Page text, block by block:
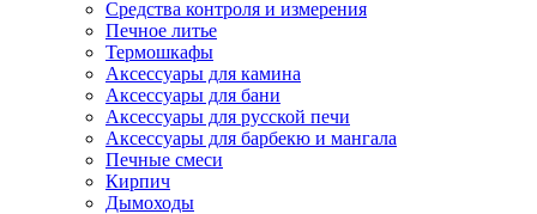
Средства контроля и измерения
Печное литье
Термошкафы
Аксессуары для камина
Аксессуары для бани
Аксессуары для русской печи
Аксессуары для барбекю и мангала
Печные смеси
Кирпич
Дымоходы